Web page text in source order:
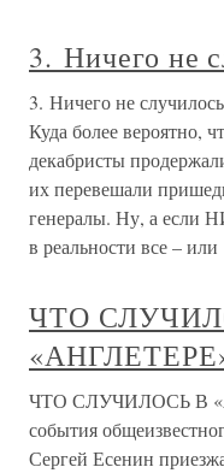
3. Ничего не
3. Ничего не
Куда более вероятно,
декабристы
их перевешали
генералы. Ну, а если
в реальности все – или
ЧТО
ЧТО СЛУЧИЛОСЬ В
события
Сергей Есенин